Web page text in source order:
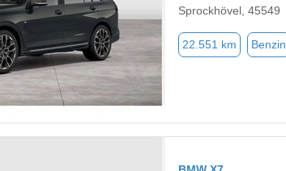
Sprockhövel, 45549
22.551 km Benzin